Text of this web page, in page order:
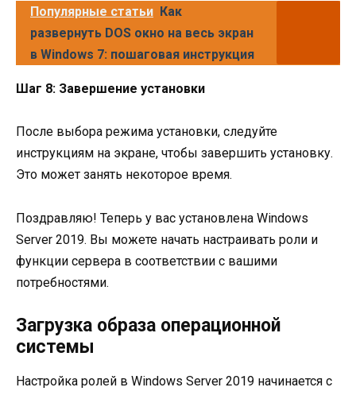
Популярные статьи Как
развернуть DOS окно на весь экран
в Windows 7: пошаговая инструкция
Шаг 8: Завершение установки
После выбора режима установки, следуйте
инструкциям на экране, чтобы завершить установку.
Это может занять некоторое время.
Поздравляю! Теперь у вас установлена Windows
Server 2019. Вы можете начать настраивать роли и
функции сервера в соответствии с вашими
потребностями.
Загрузка образа операционной
системы
Настройка ролей в Windows Server 2019 начинается с